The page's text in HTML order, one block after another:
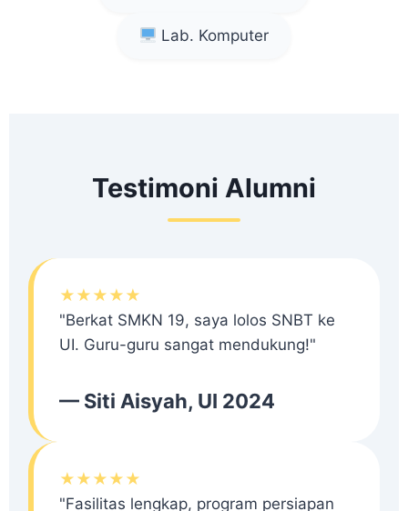
Lab. Komputer
Testimoni Alumni
★★★★★
"Berkat SMKN 19, saya lolos SNBT ke
UI. Guru-guru sangat mendukung!"
— Siti Aisyah, UI 2024
★★★★★
"Fasilitas lengkap, program persiapan